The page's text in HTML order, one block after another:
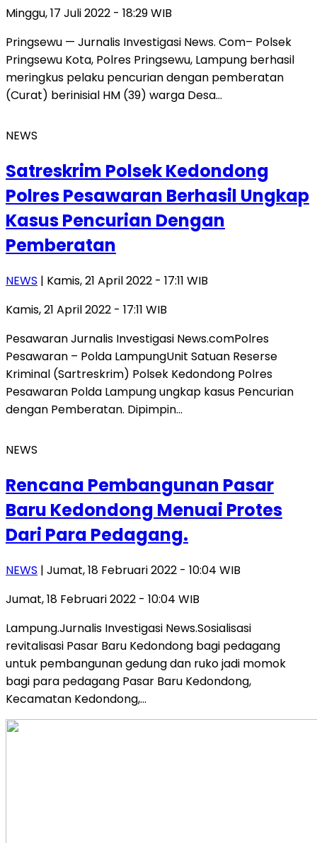
Minggu, 17 Juli 2022 - 18:29 WIB
Pringsewu — Jurnalis Investigasi News. Com– Polsek
Pringsewu Kota, Polres Pringsewu, Lampung berhasil
meringkus pelaku pencurian dengan pemberatan
(Curat) berinisial HM (39) warga Desa…
NEWS
Satreskrim Polsek Kedondong
Polres Pesawaran Berhasil Ungkap
Kasus Pencurian Dengan
Pemberatan
NEWS | Kamis, 21 April 2022 - 17:11 WIB
Kamis, 21 April 2022 - 17:11 WIB
Pesawaran Jurnalis Investigasi News.comPolres
Pesawaran – Polda LampungUnit Satuan Reserse
Kriminal (Sartreskrim) Polsek Kedondong Polres
Pesawaran Polda Lampung ungkap kasus Pencurian
dengan Pemberatan. Dipimpin…
NEWS
Rencana Pembangunan Pasar
Baru Kedondong Menuai Protes
Dari Para Pedagang.
NEWS | Jumat, 18 Februari 2022 - 10:04 WIB
Jumat, 18 Februari 2022 - 10:04 WIB
Lampung.Jurnalis Investigasi News.Sosialisasi
revitalisasi Pasar Baru Kedondong bagi pedagang
untuk pembangunan gedung dan ruko jadi momok
bagi para pedagang Pasar Baru Kedondong,
Kecamatan Kedondong,…